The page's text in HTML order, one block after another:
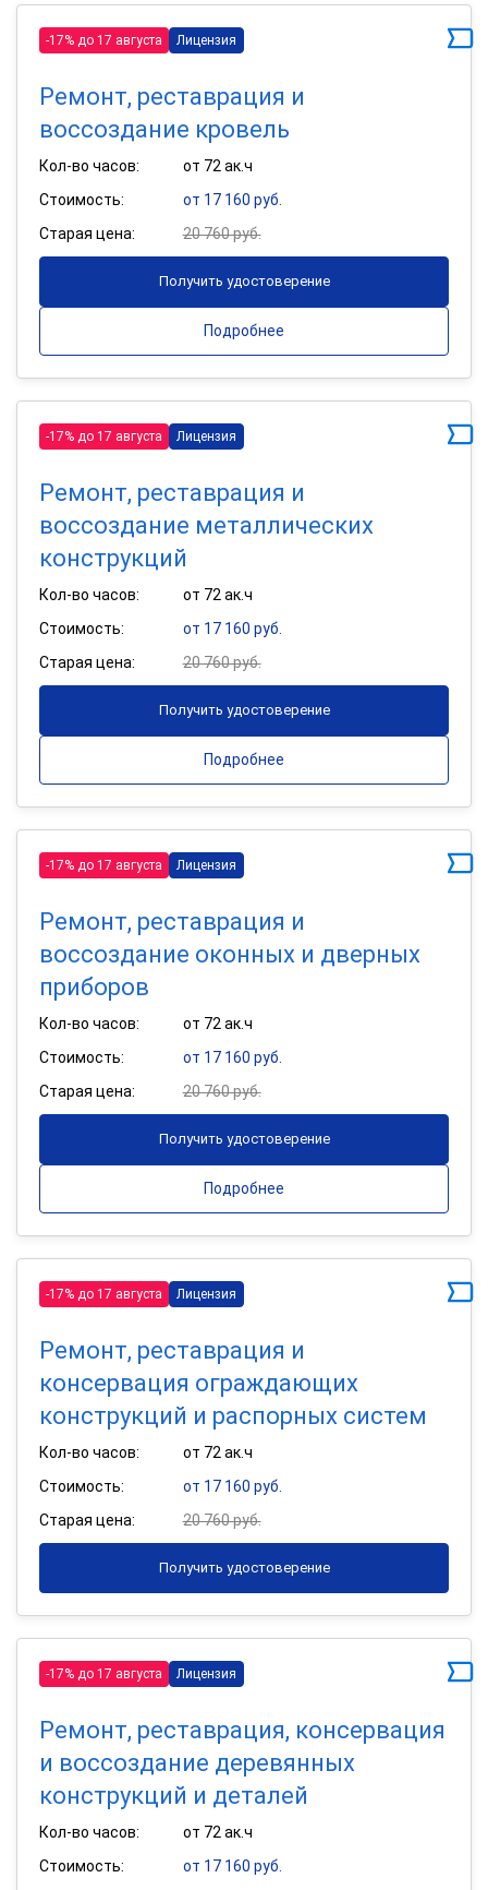
-17% до 17 августа Лицензия
Ремонт, реставрация и
воссоздание кровель
Кол-во часов:
от 72 ак.ч
Стоимость:
от 17 160 руб.
Старая цена:
20 760 руб.
Получить удостоверение
Подробнее
-17% до 17 августа Лицензия
Ремонт, реставрация и
воссоздание металлических
конструкций
Кол-во часов:
от 72 ак.ч
Стоимость:
от 17 160 руб.
Старая цена:
20 760 руб.
Получить удостоверение
Подробнее
-17% до 17 августа Лицензия
Ремонт, реставрация и
воссоздание оконных и дверных
приборов
Кол-во часов:
от 72 ак.ч
Стоимость:
от 17 160 руб.
Старая цена:
20 760 руб.
Получить удостоверение
Подробнее
-17% до 17 августа Лицензия
Ремонт, реставрация и
консервация ограждающих
конструкций и распорных систем
Кол-во часов:
от 72 ак.ч
Стоимость:
от 17 160 руб.
Старая цена:
20 760 руб.
Получить удостоверение
-17% до 17 августа Лицензия
Ремонт, реставрация, консервация
и воссоздание деревянных
конструкций и деталей
Кол-во часов:
от 72 ак.ч
Стоимость:
от 17 160 руб.